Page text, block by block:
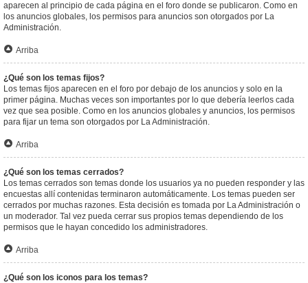
aparecen al principio de cada página en el foro donde se publicaron. Como en
los anuncios globales, los permisos para anuncios son otorgados por La
Administración.
Arriba
¿Qué son los temas fijos?
Los temas fijos aparecen en el foro por debajo de los anuncios y solo en la
primer página. Muchas veces son importantes por lo que debería leerlos cada
vez que sea posible. Como en los anuncios globales y anuncios, los permisos
para fijar un tema son otorgados por La Administración.
Arriba
¿Qué son los temas cerrados?
Los temas cerrados son temas donde los usuarios ya no pueden responder y las
encuestas allí contenidas terminaron automáticamente. Los temas pueden ser
cerrados por muchas razones. Esta decisión es tomada por La Administración o
un moderador. Tal vez pueda cerrar sus propios temas dependiendo de los
permisos que le hayan concedido los administradores.
Arriba
¿Qué son los iconos para los temas?